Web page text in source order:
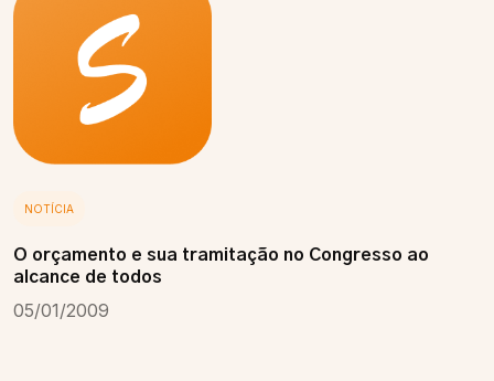
NOTÍCIA
O orçamento e sua tramitação no Congresso ao
alcance de todos
05/01/2009